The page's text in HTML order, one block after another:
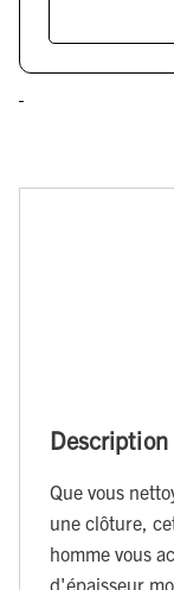
Description
Que vous
une clôture,
homme vous
d'épaisseur